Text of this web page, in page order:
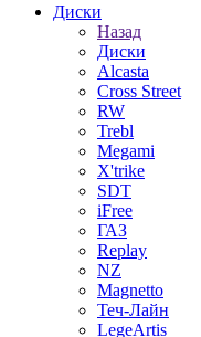
Диски
Назад
Диски
Alcasta
Cross Street
RW
Trebl
Megami
X'trike
SDT
iFree
ГАЗ
Replay
NZ
Magnetto
Теч-Лайн
LegeArtis